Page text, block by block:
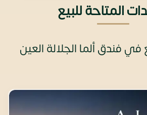
المتاحة للبيع
في فندق ألما الجلالة العين